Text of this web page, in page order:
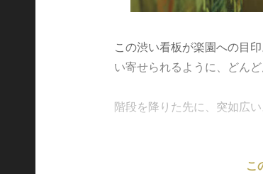
この渋い看板が楽園への目
い寄せられるように、どん
階段を降りた先に、突如広
こ